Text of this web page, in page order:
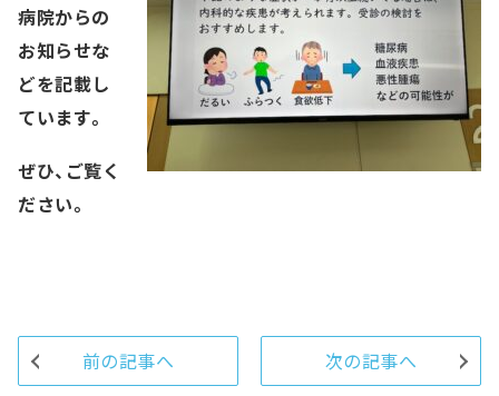
病院からの
お知らせな
どを記載し
ています。
ぜひ、ご覧く
ださい。
前の記事へ 次の記事へ